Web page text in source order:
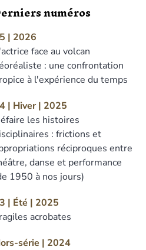
numéros
| 2026
face au volcan
: une confrontation
à l'expérience du temps
| Hiver | 2025
les histoires
: frictions et
réciproques entre
danse et performance
1950 à nos jours)
| Été | 2025
acrobates
série | 2024